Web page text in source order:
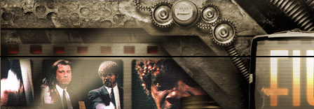
Hyppää pääsisältöön